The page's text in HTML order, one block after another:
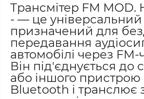
Трансмітер FM MOD.
- — це універсальний
призначений для
передавання
автомобілі через FM-
Він під'єднується до
або іншого пристрою
Bluetooth і транслює